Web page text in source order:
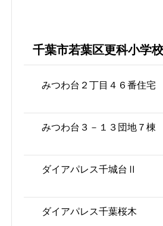
千葉市若葉区更科小学
みつわ台２丁目４６番住宅
みつわ台３－１３団地７棟
ダイアパレス千城台Ⅱ
ダイアパレス千葉桜木